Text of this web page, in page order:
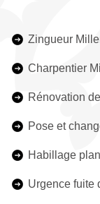
Zingueur
Charpentier
Rénovation
Pose et
Habillage
Urgence fuite